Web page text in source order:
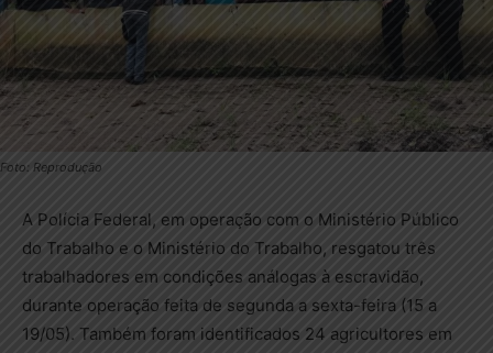
Foto: Reprodução
A Polícia Federal, em operação com o Ministério Público
do Trabalho e o Ministério do Trabalho, resgatou três
trabalhadores em condições análogas à escravidão,
durante operação feita de segunda a sexta-feira (15 a
19/05). Também foram identificados 24 agricultores em